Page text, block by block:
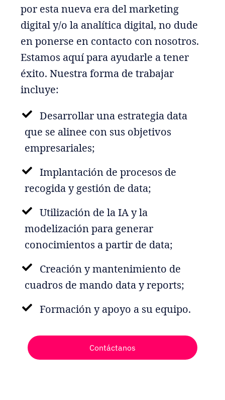
por esta nueva era del marketing
digital y/o la analítica digital, no dude
en ponerse en contacto con nosotros.
Estamos aquí para ayudarle a tener
éxito. Nuestra forma de trabajar
incluye:
Desarrollar una estrategia data
que se alinee con sus objetivos
empresariales;
Implantación de procesos de
recogida y gestión de data;
Utilización de la IA y la
modelización para generar
conocimientos a partir de data;
Creación y mantenimiento de
cuadros de mando data y reports;
Formación y apoyo a su equipo.
Contáctanos